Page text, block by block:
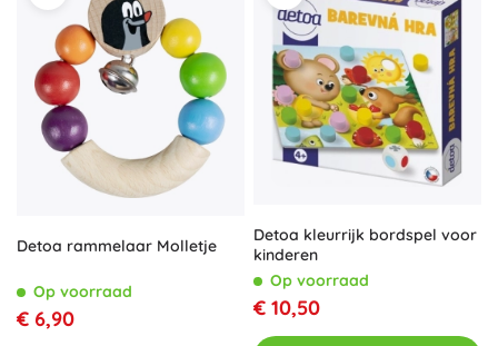
Detoa rammelaar Molletje
Op voorraad
€ 6,90
Detoa kleurrijk bordspel voor
kinderen
Op voorraad
€ 10,50